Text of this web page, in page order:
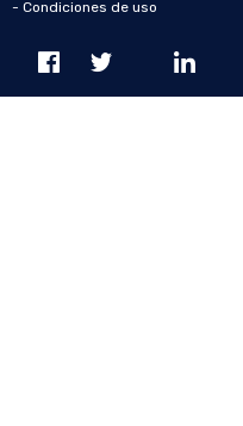
- Condiciones de uso